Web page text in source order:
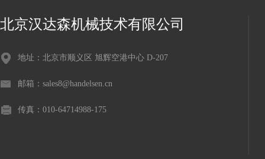
北京汉达森机械技术有限公司
地址：北京市顺义区 旭辉空港中心 D-207
邮箱：sales8@handelsen.cn
传真：010-64714988-175